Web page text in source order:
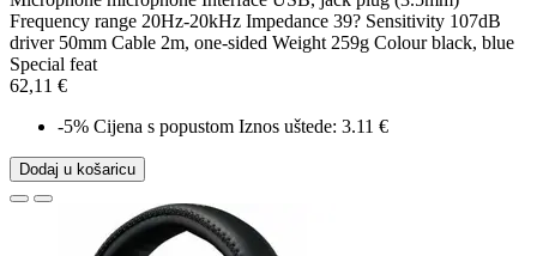
Frequency range 20Hz-20kHz Impedance 39? Sensitivity 107dB
driver 50mm Cable 2m, one-sided Weight 259g Colour black, blue
Special feat
62,11 €
-5% Cijena s popustom Iznos uštede: 3.11 €
Dodaj u košaricu